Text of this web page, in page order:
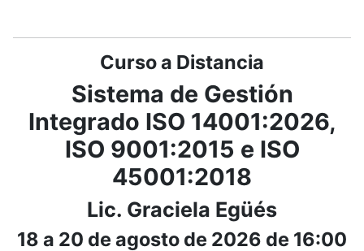
Curso a Distancia
Sistema de Gestión
Integrado ISO 14001:2026,
ISO 9001:2015 e ISO
45001:2018
Lic. Graciela Egüés
18 a 20 de agosto de 2026 de 16:00